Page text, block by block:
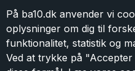
På ba10.dk anvender vi
oplysninger om dig til
funktionalitet, statistik og
Ved at trykke på
Levering
Returlabel
Persondatapolitik